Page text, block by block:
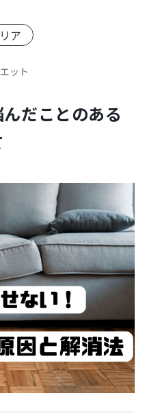
募集
ア
ット
だことのある